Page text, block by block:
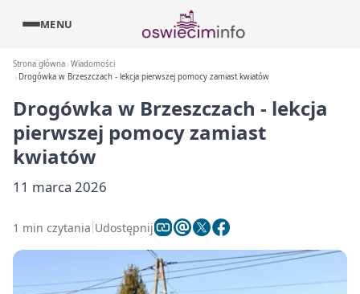
MENU
Strona główna Wiadomości
Drogówka w Brzeszczach - lekcja pierwszej pomocy zamiast kwiatów
Drogówka w Brzeszczach - lekcja
pierwszej pomocy zamiast
kwiatów
11 marca 2026
1 min czytania Udostępnij